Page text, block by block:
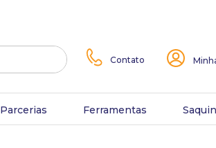
Contato
Parcerias Ferramentas